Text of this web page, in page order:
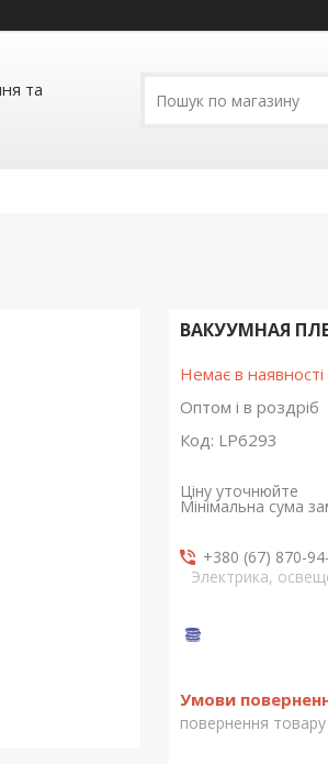
та
ВАКУУМНАЯ
Немає в наявності
Оптом і в роздріб
Код: LP6293
Ціну уточнюйте
Мінімальна сума
+380 (67) 870-
Электрика,
повернення